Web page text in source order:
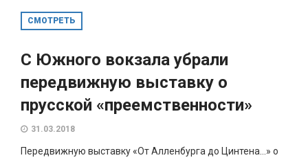
СМОТРЕТЬ
С Южного вокзала убрали
передвижную выставку о
прусской «преемственности»
31.03.2018
Передвижную выставку «От Алленбурга до Цинтена…» о